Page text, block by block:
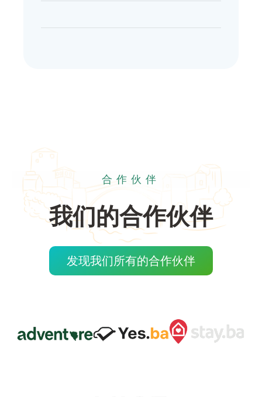
合作伙伴
我们的合作伙伴
发现我们所有的合作伙伴